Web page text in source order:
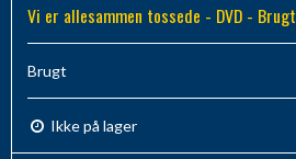
Vi er allesammen tossede - DVD - Brugt
Brugt
Ikke på lager